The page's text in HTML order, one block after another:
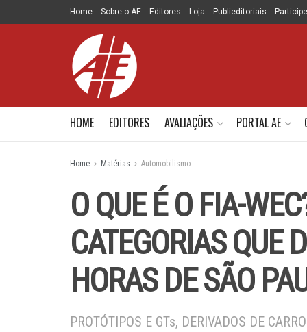
Home Sobre o AE Editores Loja Publieditoriais
HOME EDITORES AVALIAÇÕES PORTAL AE
Home Matérias Automobilismo
O QUE É O FIA-
CATEGORIAS QUE
HORAS DE SÃO
PROTÓTIPOS E GTs, DERIVADOS DE